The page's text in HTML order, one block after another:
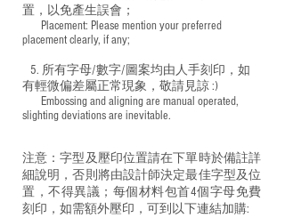
置，以免產生誤會；
​ Placement: Please mention your preferred
placement clearly, if any;
5. 所有字母/數字/圖案均由人手刻印，如
有輕微偏差屬正常現象，敬請見諒 :)
​ Embossing and aligning are manual operated,
slighting deviations are inevitable.
注意：字型及壓印位置請在下單時於備註詳
細說明，否則將由設計師決定最佳字型及位
置，不得異議；每個材料包首4個字母免費
刻印，如需額外壓印，可到以下連結加購: